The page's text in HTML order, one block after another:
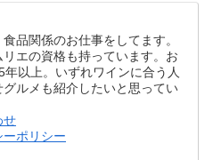
品関係のお仕事をしてます。
エの資格も持っています。お
年以上。いずれワインに合う人
ルメも紹介したいと思ってい
せ
ーポリシー